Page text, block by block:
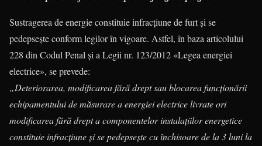
Sustragerea de energie constituie infracțiune de furt și se
pedepsește conform legilor în vigoare. Astfel, în baza articolului
228 din Codul Penal și a Legii nr. 123/2012 «Legea energiei
electrice», se prevede:
„Deteriorarea, modificarea fără drept sau blocarea funcționării
echipamentului de măsurare a energiei electrice livrate ori
modificarea fără drept a componentelor instalațiilor energetice
constituie infracțiune şi se pedepsește cu închisoare de la 3 luni la